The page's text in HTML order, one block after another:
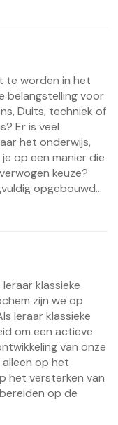
te worden in het
belangstelling voor
Duits, techniek of
Er is veel
het onderwijs,
op een manier die
keuze?
opgebouwd...
klassieke
zijn we op
leraar klassieke
om een actieve
van onze
op het
het versterken van
op de